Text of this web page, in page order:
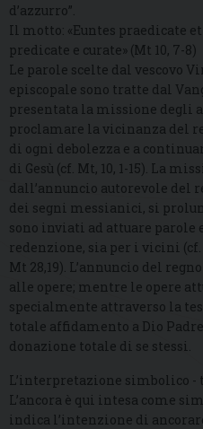
d’azzurro”.
Il motto: «Euntes praedicate
predicate e curate» (Mt 10, 7-8)
Le parole scelte dal vescovo
episcopale sono tratte dal
presentata la missione degli
proclamare la vicinanza del
di ogni debolezza e a
di Gesù (cf. Mt, 10, 1-15). La
dall’annuncio autorevole del
dei segni messianici, si
sono inviati ad attuare parole
redenzione, sia per i vicini (cf.
Mt 28,19). L’annuncio del
alle opere; mentre le opere
specialmente attraverso la
totale affidamento a Dio
donazione totale di se stessi.
L’interpretazione simbolico -
L’ancora è qui intesa come
indica l’intenzione di